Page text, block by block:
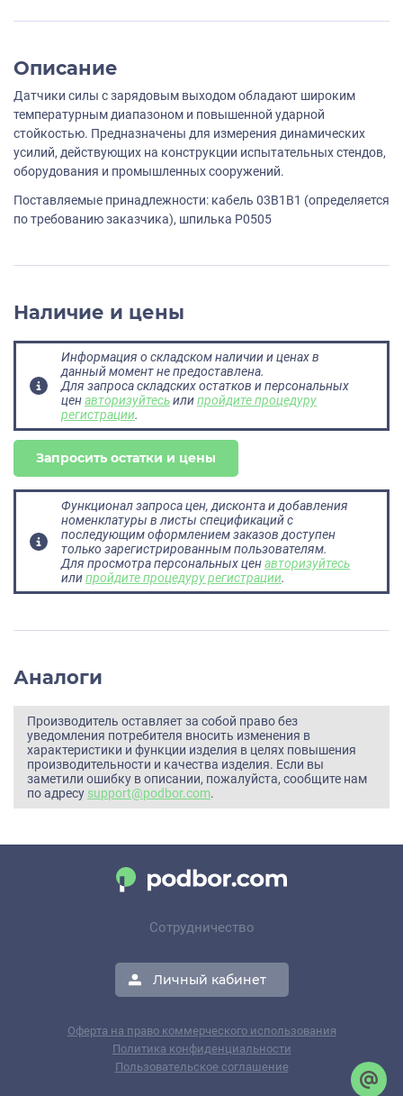
Описание
Датчики силы с зарядовым выходом обладают широким
температурным диапазоном и повышенной ударной
стойкостью. Предназначены для измерения динамических
усилий, действующих на конструкции испытательных стендов,
оборудования и промышленных сооружений.
Поставляемые принадлежности: кабель 03B1B1 (определяется
по требованию заказчика), шпилька P0505
Наличие и цены
Информация о складском наличии и ценах в
данный момент не предоставлена.
Для запроса складских остатков и персональных
ценавторизуйтесьилипройдите процедуру
регистрации.
Запросить остатки и цены
Функционал запроса цен, дисконта и добавления
номенклатуры в листы спецификаций с
последующим оформлением заказов доступен
только зарегистрированным пользователям.
Для просмотра персональных ценавторизуйтесь
илипройдите процедуру регистрации.
Аналоги
Производитель оставляет за собой право без
уведомления потребителя вносить изменения в
характеристики и функции изделия в целях повышения
производительности и качества изделия. Если вы
заметили ошибку в описании, пожалуйста, сообщите нам
по адресу support@podbor.com.
Сотрудничество
Личный кабинет
Оферта на право коммерческого использования
Политика конфиденциальности
Пользовательское соглашение